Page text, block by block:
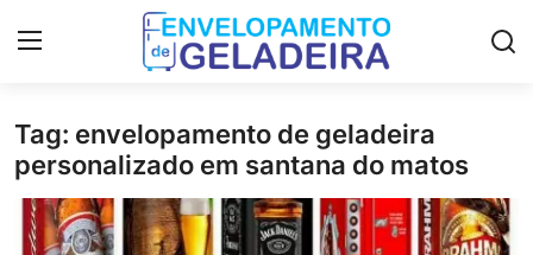
Login Registro
Home
Tag: envelopamento de geladeira
personalizado em santana do matos